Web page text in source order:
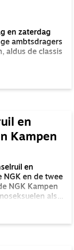
en zaterdag
ambtsdragers
aldus de classis
en
Kampen
en
NGK en de twee
NGK Kampen
als
avondmaal.
aan onder
in de